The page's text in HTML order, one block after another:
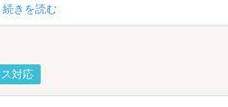
分で
にも便利にアクセス
続きを読む
対応